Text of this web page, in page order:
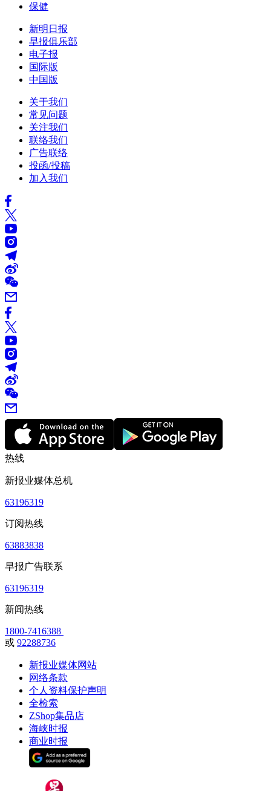
保健
新明日报
早报俱乐部
电子报
国际版
中国版
关于我们
常见问题
关注我们
联络我们
广告联络
投函/投稿
加入我们
热线
新报业媒体总机
63196319
订阅热线
63883838
早报广告联系
63196319
新闻热线
1800-7416388
或 92288736
新报业媒体网站
网络条款
个人资料保护声明
全检索
ZShop集品店
海峡时报
商业时报